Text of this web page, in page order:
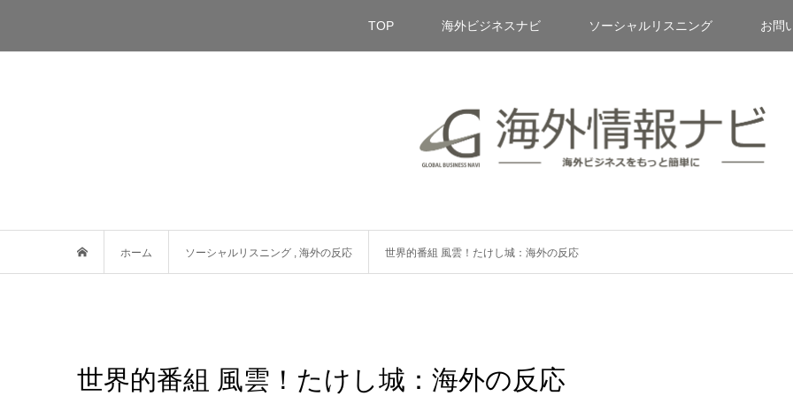
TOP 海外ビジネスナビ ソーシャルリスニング お問
ホーム ソーシャルリスニング , 海外の反応 世界的番組 風雲！たけし城：海外の反応
世界的番組 風雲！たけし城：海外の反応